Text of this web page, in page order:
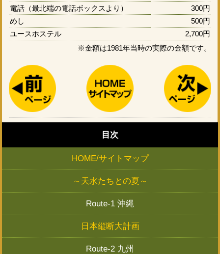
電話（最北端の電話ボックスより）
300円
めし
500円
ユースホステル
2,700円
※金額は1981年当時の実際の金額です。
目次
HOME/サイトマップ
～天水たちとの夏～
Route-1 沖縄
日本縦断大計画
Route-2 九州